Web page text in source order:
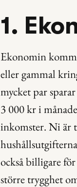
1.
Ekonomin
eller gammal
mycket par
3 000 kr i
inkomster. Ni är
också billigare
större trygghet